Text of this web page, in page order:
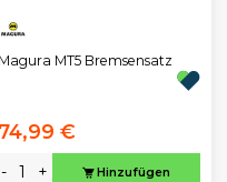
Magura MT5 Bremsensatz
74,99 €
- + Hinzufügen